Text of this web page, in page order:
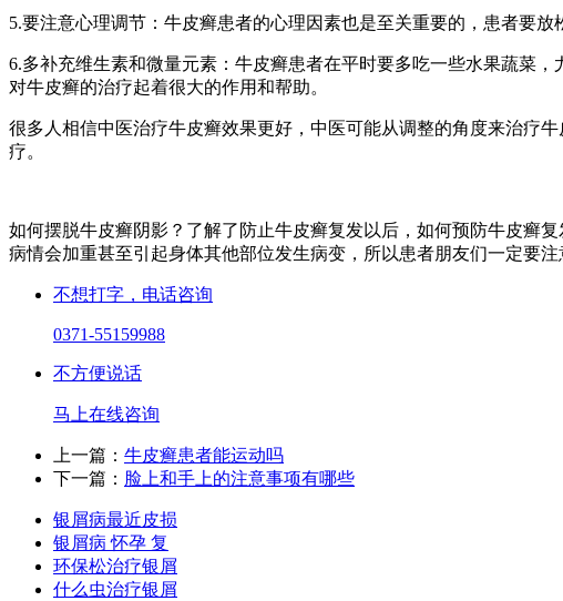
5.要注意心理调节：牛皮癣患者的心理因素也是至关重要的，患者要
6.多补充维生素和微量元素：牛皮癣患者在平时要多吃一些水果蔬菜
对牛皮癣的治疗起着很大的作用和帮助。
很多人相信中医治疗牛皮癣效果更好，中医可能从调整的角度来治疗
疗。
如何摆脱牛皮癣阴影？了解了防止牛皮癣复发以后，如何预防牛皮癣
病情会加重甚至引起身体其他部位发生病变，所以患者朋友们一定要
不想打字，电话咨询
0371-55159988
不方便说话
马上在线咨询
上一篇： 牛皮癣患者能运动吗
下一篇： 脸上和手上的注意事项有哪些
银屑病最近皮损
银屑病 怀孕 复
环保松治疗银屑
什么虫治疗银屑